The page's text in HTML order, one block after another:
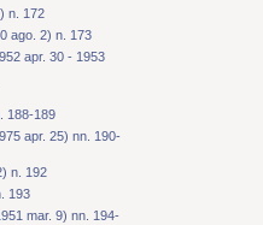
n. 172
ago. 2) n. 173
apr. 30 - 1953
188-189
apr. 25) nn. 190-
n. 192
193
mar. 9) nn. 194-